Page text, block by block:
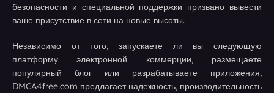
безопасности и специальной поддержки призвано вывести
ваше присутствие в сети на новые высоты.
Независимо от того, запускаете ли вы следующую
платформу электронной коммерции, размещаете
популярный блог или разрабатываете приложения,
DMCA4free.com предлагает надежность, производительность